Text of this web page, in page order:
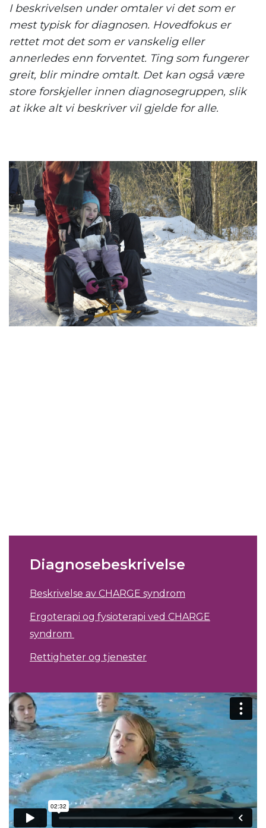
I beskrivelsen under omtaler vi det som er
mest typisk for diagnosen. Hovedfokus er
rettet mot det som er vanskelig eller
annerledes enn forventet. Ting som fungerer
greit, blir mindre omtalt. Det kan også være
storeforskjeller innen diagnosegruppen, slik
at ikke alt vi beskriver vil gjelde for alle.
Diagnosebeskrivelse
Beskrivelse av CHARGE syndrom
Ergoterapi og fysioterapi ved CHARGE
syndrom
Rettigheter og tjenester